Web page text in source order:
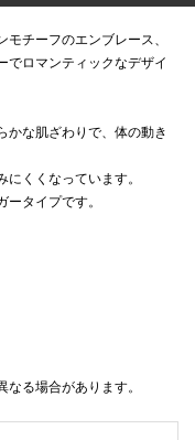
チーフのエンブレース、
でロマンティックなデザイ
かな肌ざわりで、体の動き
くくなっています。
タイプです。
る場合があります。